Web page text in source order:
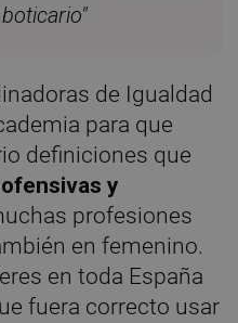
de Igualdad
para que
definiciones que
y
profesiones
en femenino.
en toda España
fuera correcto usar